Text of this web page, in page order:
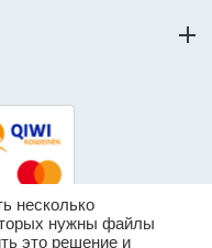
фурнитуры.
несколько
нужны файлы
это решение и